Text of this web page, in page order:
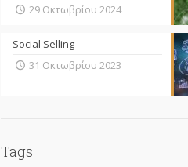
29 Οκτωβρίου 2024
Social Selling
31 Οκτωβρίου 2023
Tags